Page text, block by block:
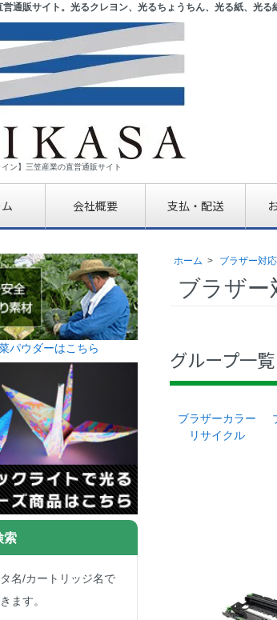
通販サイト。光るクレヨン、光るちょうちん、光る紙、光
イン】三笠産業の直営通販サイト
会社概要 支払・配送
ホーム > ブラザー対
ブラザー
グループ一覧
ブラザーカラー
リサイクル
パウダーはこちら
索
名/カートリッジ名で
ます。